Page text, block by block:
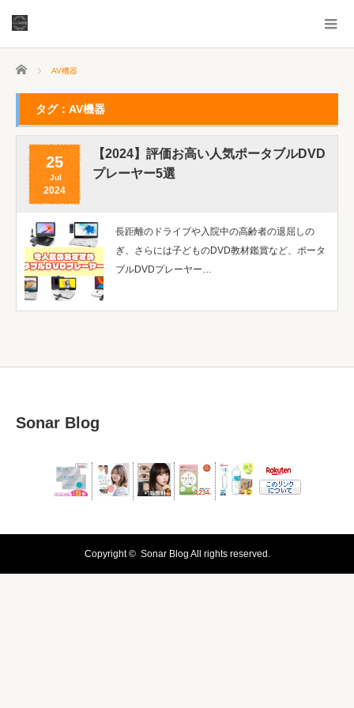
ホーム AV機器
タグ：AV機器
25
Jul
2024
【2024】評価お高い人気ポータブルDVD
プレーヤー5選
長距離のドライブや入院中の高齢者の退屈しの
ぎ、さらには子どものDVD教材鑑賞など、ポータ
ブルDVDプレーヤー…
Sonar Blog
Copyright © Sonar Blog All rights reserved.